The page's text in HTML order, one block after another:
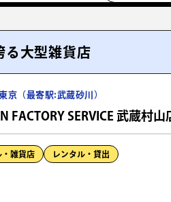
る大型雑貨店
京（最寄駅:武蔵砂川）
FACTORY SERVICE 武蔵村山
・雑貨店 レンタル・貸出